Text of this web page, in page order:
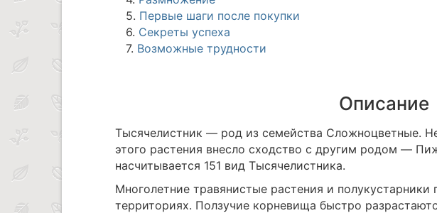
5. Первые шаги после покупки
6. Секреты успеха
7. Возможные трудности
Описание
Тысячелистник ― род из семейства Сложноцветные.
этого растения внесло сходство с другим родом ―
насчитывается 151 вид Тысячелистника.
Многолетние травянистые растения и
территориях. Ползучие корневища быстро